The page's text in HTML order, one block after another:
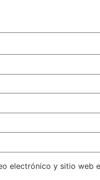
electrónico y sitio web